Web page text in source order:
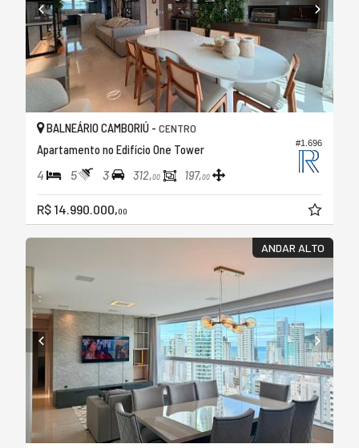
#1.696
BALNEÁRIO CAMBORIÚ - CENTRO
Apartamento no Edifício One Tower
4 5 3 312,00 197,00
R$ 14.990.000,00
ANDAR ALTO